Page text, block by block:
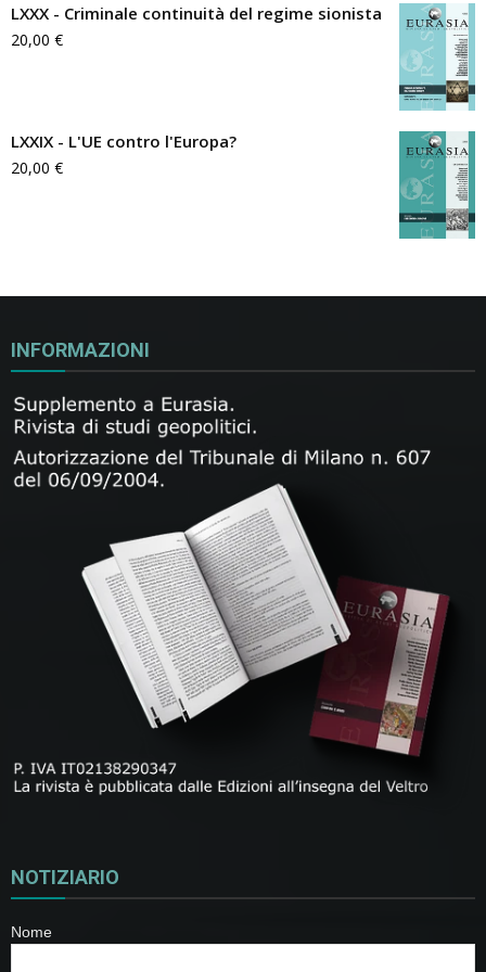
LXXX - Criminale continuità del regime sionista
20,00 €
LXXIX - L'UE contro l'Europa?
20,00 €
INFORMAZIONI
NOTIZIARIO
Nome